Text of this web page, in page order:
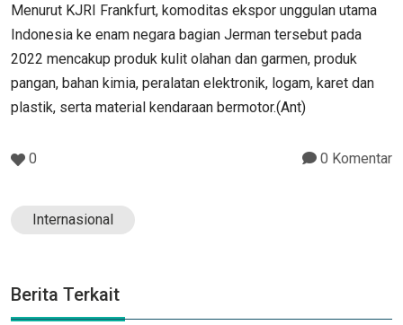
Menurut KJRI Frankfurt, komoditas ekspor unggulan utama
Indonesia ke enam negara bagian Jerman tersebut pada
2022 mencakup produk kulit olahan dan garmen, produk
pangan, bahan kimia, peralatan elektronik, logam, karet dan
plastik, serta material kendaraan bermotor.(Ant)
0 0 Komentar
Internasional
Berita Terkait